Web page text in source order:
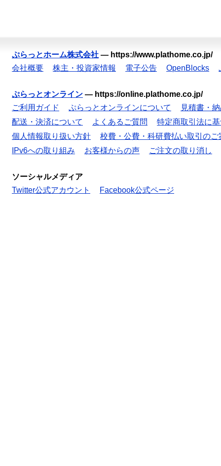
ぷらっとホーム株式会社 — https://www.plathome.co.jp/
会社概要
株主・投資家情報 電子公告 OpenBlocks
ぷらっとオンライン — https://online.plathome.co.jp/
ご利用ガイド
ぷらっとオンラインについて
見積書・
配送・決済について
よくあるご質問
特定商取引法に
個人情報取り扱い方針
校費・公費・科研費払い取引のご
IPv6への取り組み
お客様からの声 ご注文の取り消し
ソーシャルメディア
Twitter公式アカウント
Facebook公式ページ